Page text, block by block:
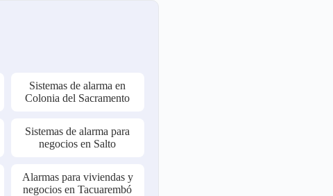
Sistemas de alarma en
Colonia del Sacramento
Sistemas de alarma para
negocios en Salto
Alarmas para viviendas y
negocios en Tacuarembó